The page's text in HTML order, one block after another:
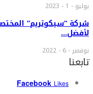
يوليو - 1 - 2023
شركة “سيكوتريم”
لأفضل…
نوفمبر - 6 - 2022
تابعنا
Facebook Likes